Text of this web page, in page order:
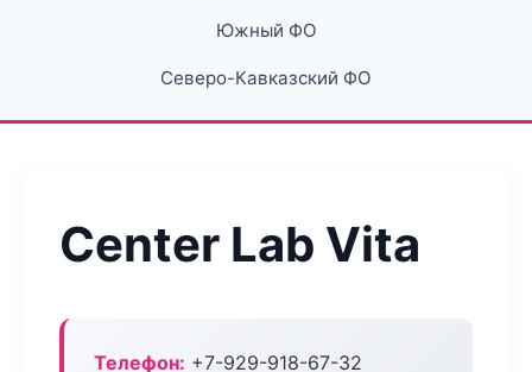
Южный ФО
Северо-Кавказский ФО
Center Lab Vita
Телефон: +7-929-918-67-32